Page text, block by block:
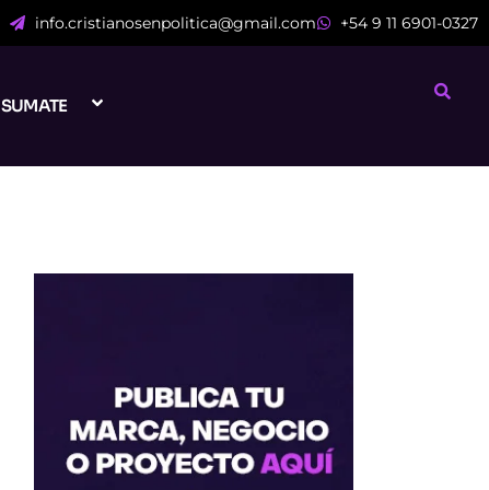
info.cristianosenpolitica@gmail.com +54 9 11 6901-0327
SUMATE